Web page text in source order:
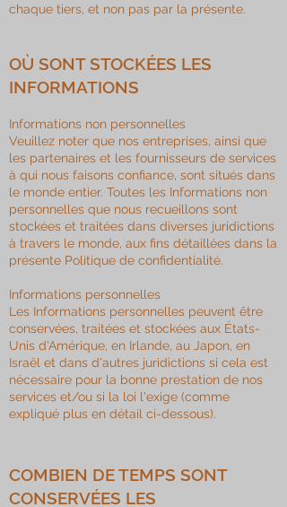
chaque tiers, et non pas par la présente.
OÙ SONT STOCKÉES LES
INFORMATIONS
Informations non personnelles
Veuillez noter que nos entreprises, ainsi que
les partenaires et les fournisseurs de services
à qui nous faisons confiance, sont situés dans
le monde entier. Toutes les Informations non
personnelles que nous recueillons sont
stockées et traitées dans diverses juridictions
à travers le monde, aux fins détaillées dans la
présente Politique de confidentialité.
Informations personnelles
Les Informations personnelles peuvent être
conservées, traitées et stockées aux États-
Unis d'Amérique, en Irlande, au Japon, en
Israël et dans d'autres juridictions si cela est
nécessaire pour la bonne prestation de nos
services et/ou si la loi l'exige (comme
expliqué plus en détail ci-dessous).
COMBIEN DE TEMPS SONT
CONSERVÉES LES